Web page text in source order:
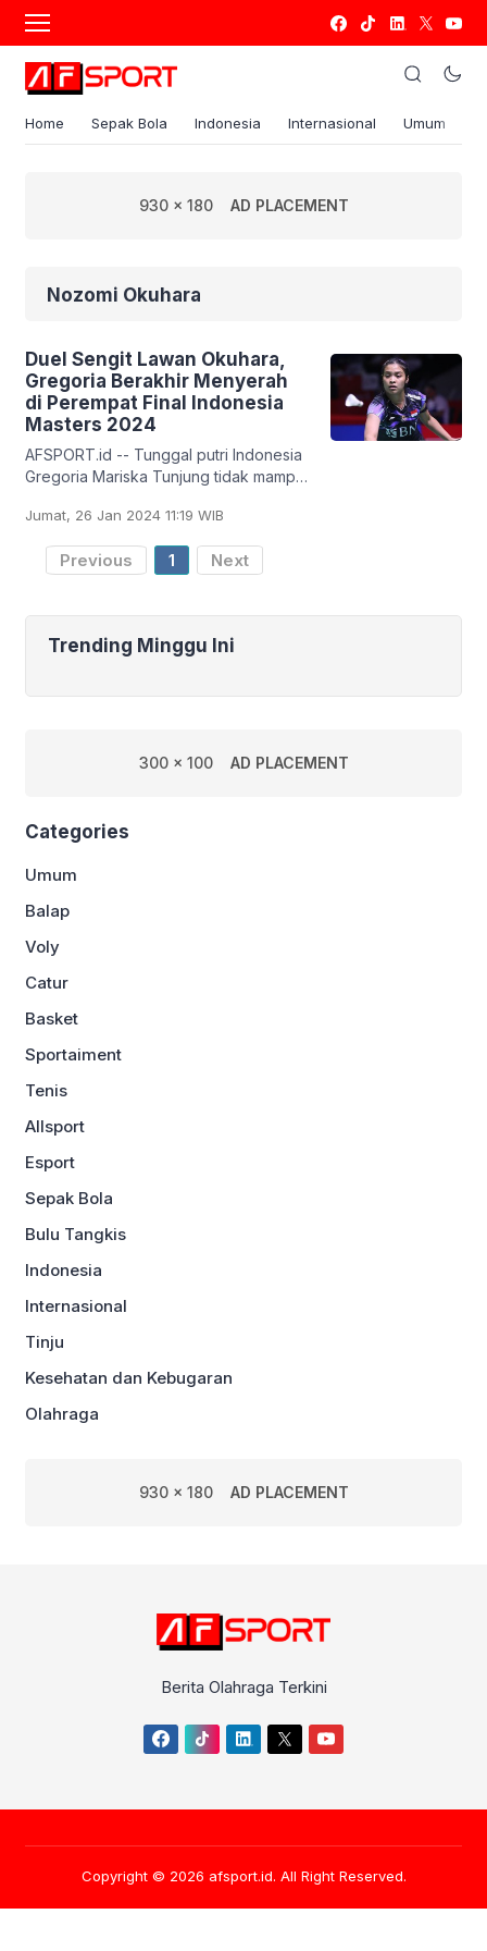
Home Sepak Bola Indonesia Internasional Umum
930 x 180 AD PLACEMENT
Nozomi Okuhara
Duel Sengit Lawan Okuhara,
Gregoria Berakhir Menyerah
di Perempat Final Indonesia
Masters 2024
AFSPORT.id -- Tunggal putri Indonesia
Gregoria Mariska Tunjung tidak mampu
Jepang Nozomi Okuhara setelah kalah
20-22, 11-21
Jumat, 26 Jan 2024 11:19 WIB
Previous 1 Next
Trending Minggu Ini
300 x 100 AD PLACEMENT
Categories
Umum
Balap
Voly
Catur
Basket
Sportaiment
Tenis
Allsport
Esport
Sepak Bola
Bulu Tangkis
Indonesia
Internasional
Tinju
Kesehatan dan Kebugaran
Olahraga
930 x 180 AD PLACEMENT
Berita Olahraga Terkini
Copyright © 2026 afsport.id. All Right Reserved.